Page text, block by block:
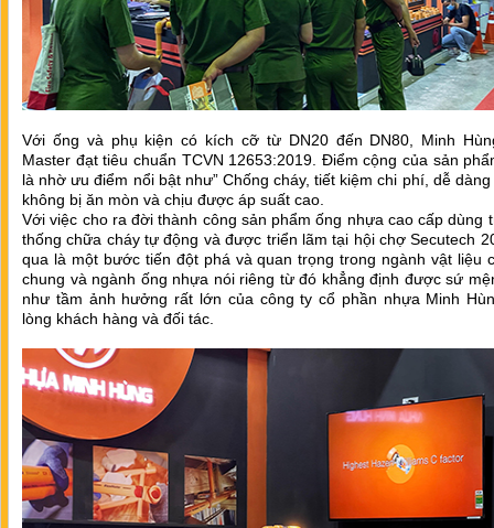
Với ống và phụ kiện có kích cỡ từ DN20 đến DN80, Minh
Master đạt tiêu chuẩn TCVN 12653:2019. Điểm cộng của sản
là nhờ ưu điểm nổi bật như” Chống cháy, tiết kiệm chi phí, dễ
không bị ăn mòn và chịu được áp suất cao.
Với việc cho ra đời thành công sản phẩm ống nhựa cao cấp dùng
thống chữa cháy tự động và được triển lãm tại hội chợ Secutech
qua là một bước tiến đột phá và quan trọng trong ngành vật liệu
chung và ngành ống nhựa nói riêng từ đó khẳng định được sứ
như tầm ảnh hưởng rất lớn của công ty cổ phần nhựa Minh
lòng khách hàng và đối tác.